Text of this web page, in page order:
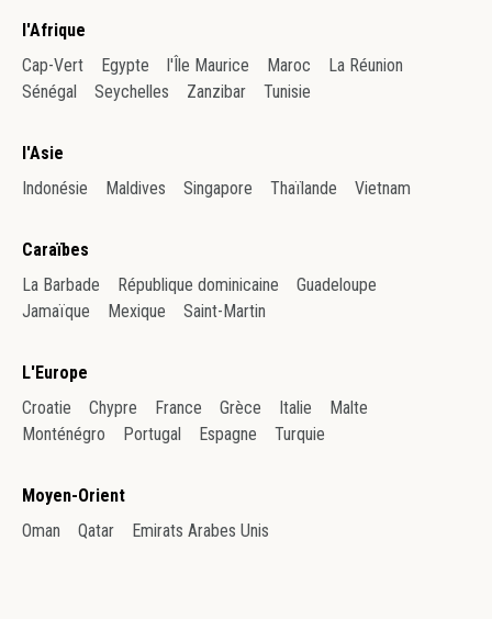
l'Afrique
Cap-Vert
Egypte l'Île Maurice Maroc
La Réunion
Sénégal
Seychelles Zanzibar Tunisie
l'Asie
Indonésie
Maldives Singapore Thaïlande Vietnam
Caraïbes
La Barbade
République dominicaine
Guadeloupe
Jamaïque
Mexique Saint-Martin
L'Europe
Croatie
Chypre France Grèce Italie
Malte
Monténégro
Portugal Espagne Turquie
Moyen-Orient
Oman
Qatar Emirats Arabes Unis